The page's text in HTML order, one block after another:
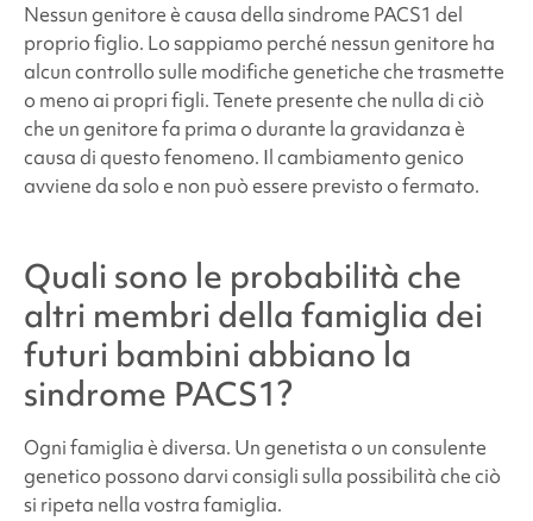
Nessun genitore è causa dellasindrome PACS1 del
proprio figlio. Lo sappiamo perché nessun genitore ha
alcun controllo sulle modifiche genetiche che trasmette
o meno ai propri figli. Tenete presente che nulla di ciò
che un genitore fa prima o durante la gravidanza è
causa di questo fenomeno. Il cambiamento genico
avviene da solo e non può essere previsto o fermato.
Quali sono le probabilità che
altri membri della famiglia dei
futuri bambini abbiano la
sindrome PACS1?
Ogni famiglia è diversa. Un genetista o un consulente
genetico possono darvi consigli sulla possibilità che ciò
si ripeta nella vostra famiglia.